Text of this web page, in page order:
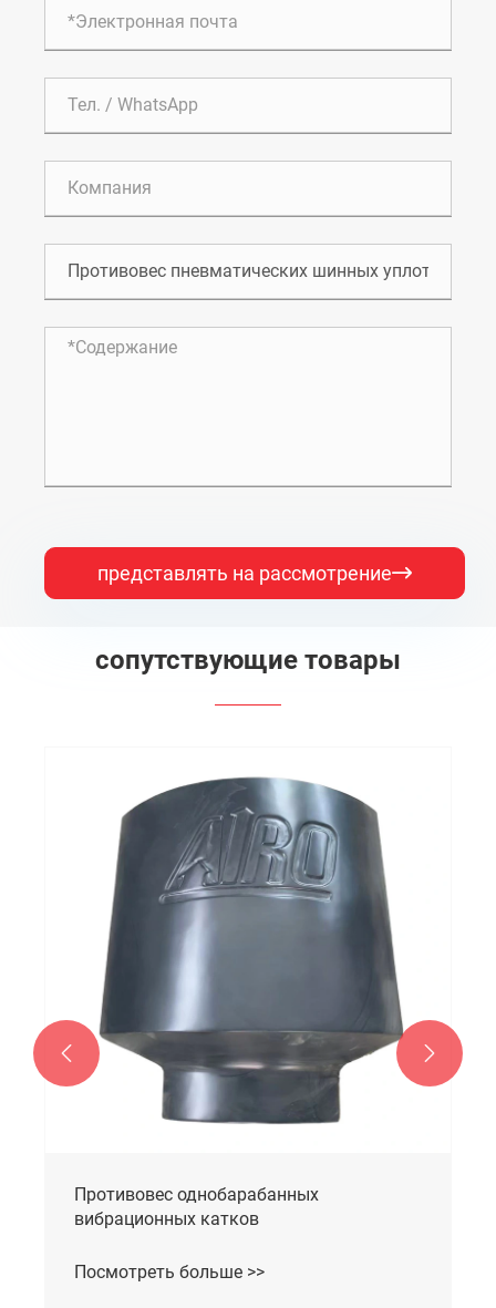
представлять на рассмотрение
сопутствующие товары
Противовес однобарабанных
вибрационных катков
Посмотреть больше >>
 